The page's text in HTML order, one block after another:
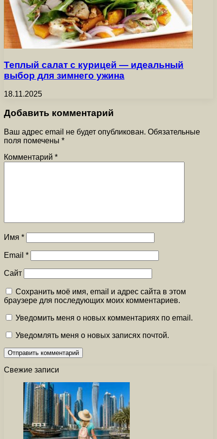
Теплый салат с курицей — идеальный
выбор для зимнего ужина
18.11.2025
Добавить комментарий
Ваш адрес email не будет опубликован. Обязательные
поля помечены *
Комментарий *
Имя *
Email *
Сайт
Сохранить моё имя, email и адрес сайта в этом
браузере для последующих моих комментариев.
Уведомить меня о новых комментариях по email.
Уведомлять меня о новых записях почтой.
Свежие записи